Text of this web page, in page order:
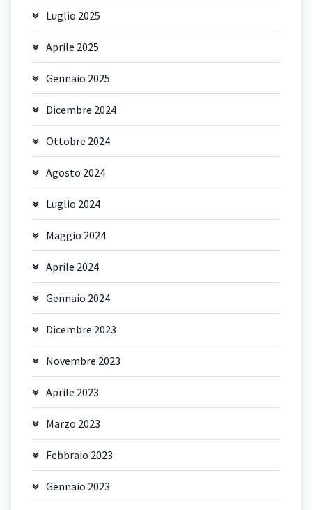
Luglio 2025
Aprile 2025
Gennaio 2025
Dicembre 2024
Ottobre 2024
Agosto 2024
Luglio 2024
Maggio 2024
Aprile 2024
Gennaio 2024
Dicembre 2023
Novembre 2023
Aprile 2023
Marzo 2023
Febbraio 2023
Gennaio 2023